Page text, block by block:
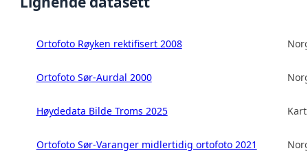
Ortofoto Røyken rektifisert 2008
Ortofoto Sør-Aurdal 2000
Høydedata Bilde Troms 2025
Ortofoto Sør-Varanger midlertidig ortofoto 2021